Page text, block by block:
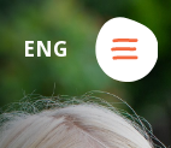
ENG
Menu